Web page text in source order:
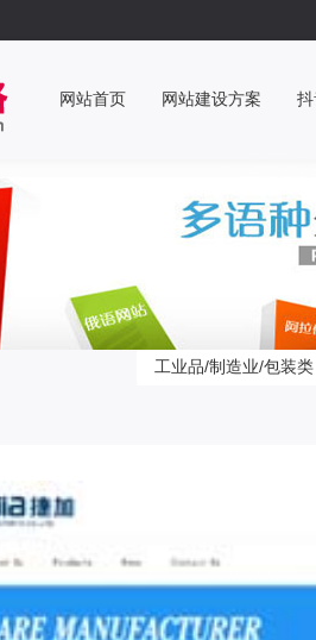
网站首页 网站建设方案 抖
工业品/制造业/包装类